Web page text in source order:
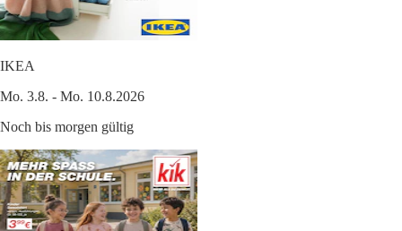
IKEA
Mo. 3.8. - Mo. 10.8.2026
Noch bis morgen gültig